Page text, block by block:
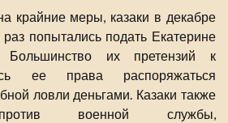
крайние меры, казаки в декабре
попытались подать Екатерине
Большинство их претензий к
ее права распоряжаться
ловли деньгами. Казаки также
против военной службы,